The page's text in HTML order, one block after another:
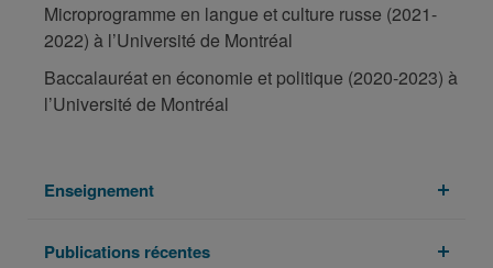
Microprogramme en langue et culture russe (2021-
2022) à l’Université de Montréal
Baccalauréat en économie et politique (2020-2023) à
l’Université de Montréal
Enseignement
Publications récentes